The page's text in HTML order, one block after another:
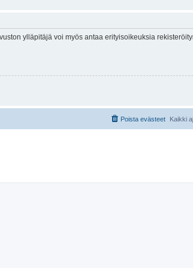
ylläpitäjä voi myös antaa erityisoikeuksia
Kaikki
Poista evästeet